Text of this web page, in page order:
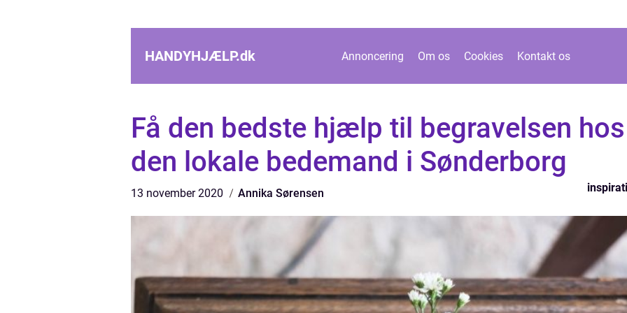
HANDYHJÆLP.dk Annoncering Om os Cookies Kontakt os
Få den bedste hjælp til begravelsen hos
den lokale bedemand i Sønderborg
13 november 2020 Annika Sørensen